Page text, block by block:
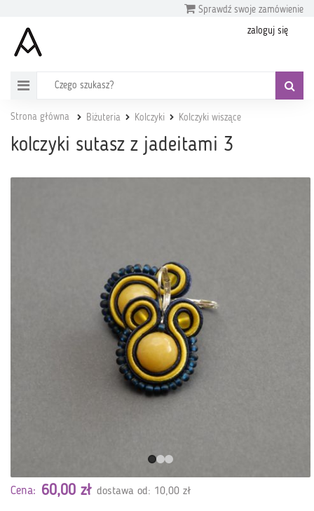
Sprawdź swoje zamówienie
zaloguj się
Strona główna Biżuteria Kolczyki Kolczyki wiszące
kolczyki sutasz z jadeitami 3
Cena: 60,00 zł dostawa od: 10,00 zł